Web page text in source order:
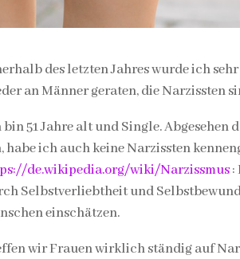
des letzten Jahres wurde ich
an Männer geraten, die Narzissten
51 Jahre alt und Single. Abgesehen
habe ich auch keine Narzissten
de.wikipedia.org/wiki/Narzissmus:
Selbstverliebtheit und
einschätzen.
wir Frauen wirklich ständig auf